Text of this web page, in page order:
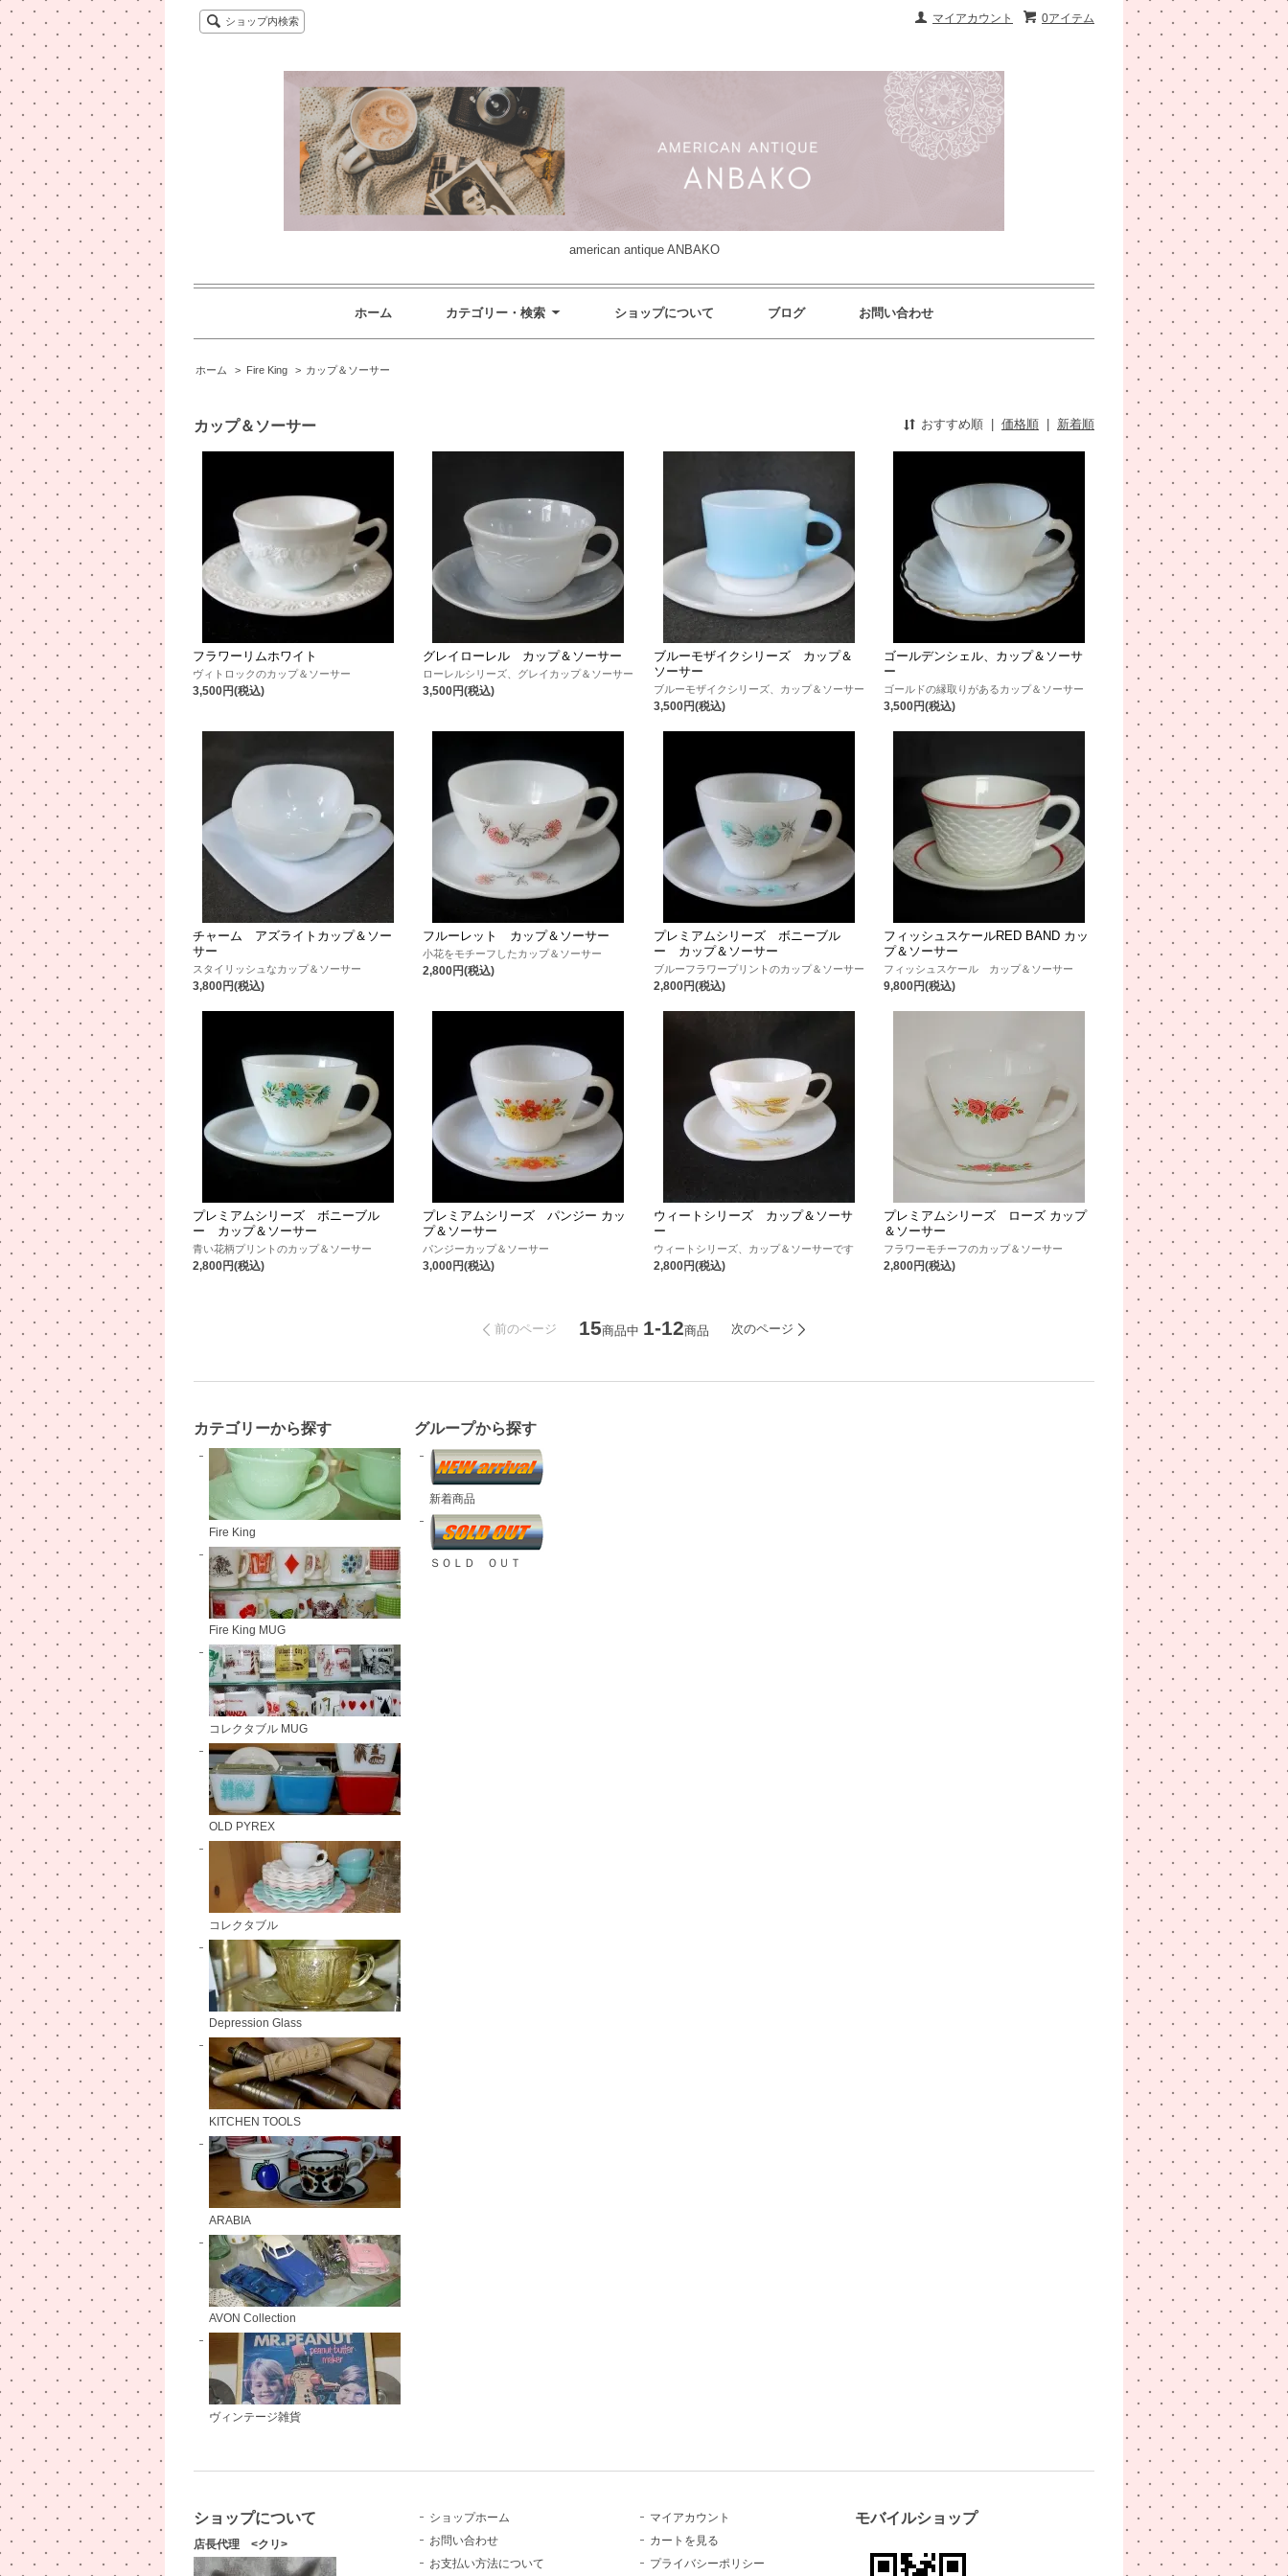
0アイテム
マイアカウント
ショップ内検索
american antique ANBAKO
ホーム カテゴリー・検索 ショップについて ブログ お問い合わせ
ホーム > Fire King > カップ＆ソーサー
カップ＆ソーサー おすすめ順 | 価格順 | 新着順
フラワーリムホワイト
ヴィトロックのカップ＆ソーサー
3,500円(税込)
グレイローレル カップ＆ソーサー
ローレルシリーズ、グレイカップ＆ソーサー
3,500円(税込)
ブルーモザイクシリーズ カップ＆
ソーサー
ブルーモザイクシリーズ、カップ＆ソーサー
3,500円(税込)
ゴールデンシェル、カップ＆ソーサ
ー
ゴールドの縁取りがあるカップ＆ソーサー
3,500円(税込)
チャーム アズライトカップ＆ソー
サー
スタイリッシュなカップ＆ソーサー
3,800円(税込)
フルーレット カップ＆ソーサー
小花をモチーフしたカップ＆ソーサー
2,800円(税込)
プレミアムシリーズ ボニーブル
ー カップ＆ソーサー
ブルーフラワープリントのカップ＆ソーサー
2,800円(税込)
フィッシュスケールRED BAND カッ
プ＆ソーサー
フィッシュスケール カップ＆ソーサー
9,800円(税込)
プレミアムシリーズ ボニーブル
ー カップ＆ソーサー
青い花柄プリントのカップ＆ソーサー
2,800円(税込)
プレミアムシリーズ パンジー カッ
プ＆ソーサー
パンジーカップ＆ソーサー
3,000円(税込)
ウィートシリーズ カップ＆ソーサ
ー
ウィートシリーズ、カップ＆ソーサーです
2,800円(税込)
プレミアムシリーズ ローズ カップ
＆ソーサー
フラワーモチーフのカップ＆ソーサー
2,800円(税込)
前のページ 15商品中 1-12商品 次のページ
カテゴリーから探す
Fire King
Fire King MUG
コレクタブル MUG
OLD PYREX
コレクタブル
Depression Glass
KITCHEN TOOLS
ARABIA
AVON Collection
ヴィンテージ雑貨
グループから探す
新着商品
ＳＯＬＤ ＯＵＴ
ショップについて
店長代理 <クリ>
ショップホーム
お問い合わせ
お支払い方法について
マイアカウント
カートを見る
プライバシーポリシー
モバイルショップ